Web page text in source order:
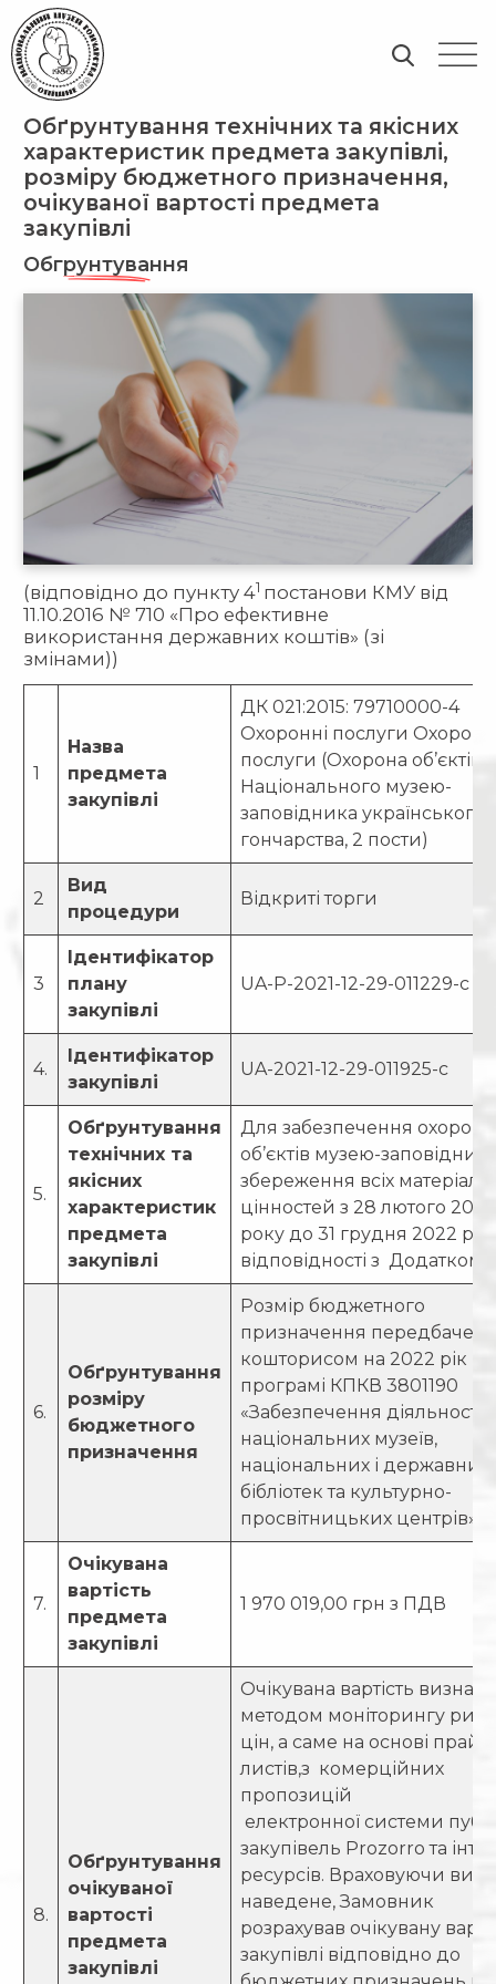
Обґрунтування технічних та якісних
характеристик предмета закупівлі,
розміру бюджетного призначення,
очікуваної вартості предмета
закупівлі
Обгрунтування
(відповідно до пункту 41 постанови КМУ від
11.10.2016 № 710 «Про ефективне
використання державних коштів» (зі
змінами))
1
Назва
предмета
закупівлі
ДК 021:2015: 79710000-4
Охоронні послуги
послуги (Охорона об’єктів
Національного музею-
заповідника українського
гончарства, 2 пости)
2
Вид
процедури
Відкриті торги
3
Ідентифікатор
плану
закупівлі
UA-P-2021-12-29-011229-c
4.
Ідентифікатор
закупівлі
UA-2021-12-29-011925-c
5.
Обґрунтування
технічних та
якісних
характеристик
предмета
закупівлі
Для забезпечення
об’єктів музею-
збереження всіх
цінностей з 28 лютого 2022
року до 31 грудня 2022
відповідності з Додатком
6.
Обґрунтування
розміру
бюджетного
призначення
Розмір бюджетного
призначення
кошторисом на 2022 рік по
програмі КПКВ 3801190
«Забезпечення діяльності
національних музеїв,
національних і державних
бібліотек та культурно-
просвітницьких центрів»
7.
Очікувана
вартість
предмета
закупівлі
1 970 019,00 грн з ПДВ
8.
Обґрунтування
очікуваної
вартості
предмета
закупівлі
Очікувана вартість
методом моніторингу
цін, а саме на основі
листів,з комерційних
пропозицій
електронної системи
закупівель Prozorro та
ресурсів. Враховуючи
наведене, Замовник
розрахував очікувану
закупівлі відповідно до